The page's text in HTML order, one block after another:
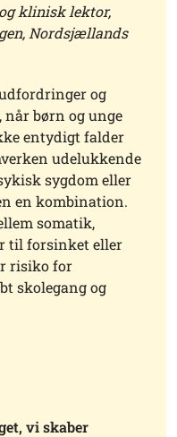
klinisk lektor,
Nordsjællands
og
når børn og unge
entydigt falder
udelukkende
sygdom eller
en kombination.
somatik,
til forsinket eller
risiko for
skolegang og
vi skaber